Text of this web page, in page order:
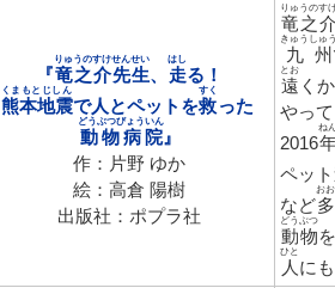
『竜之介先生
りゅうのすけせんせい
、 走
はし
る！
熊本地震
くまもとじしん
で人とペットを救
すく
った
動物病院
どうぶつびょういん
』
作：片野 ゆか
絵：高倉 陽樹
出版社：ポプラ社
竜之
りゅうのす
九州
きゅうしゅう
遠
とお
く
やっ
2016
ねん
ペット
など多
おお
動物
どうぶつ
を
人
ひと
に